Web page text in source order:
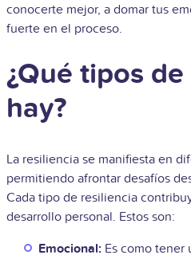
conocerte mejor, a domar tus
fuerte en el proceso.
¿Qué tipos
hay?
La resiliencia se manifiesta en
permitiendo afrontar desafíos
Cada tipo de resiliencia
desarrollo personal. Estos son:
Emocional: Es como tener